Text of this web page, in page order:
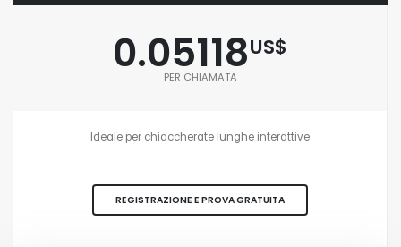
0.05118US$
PER CHIAMATA
Ideale per chiaccherate lunghe interattive
REGISTRAZIONE E PROVA GRATUITA